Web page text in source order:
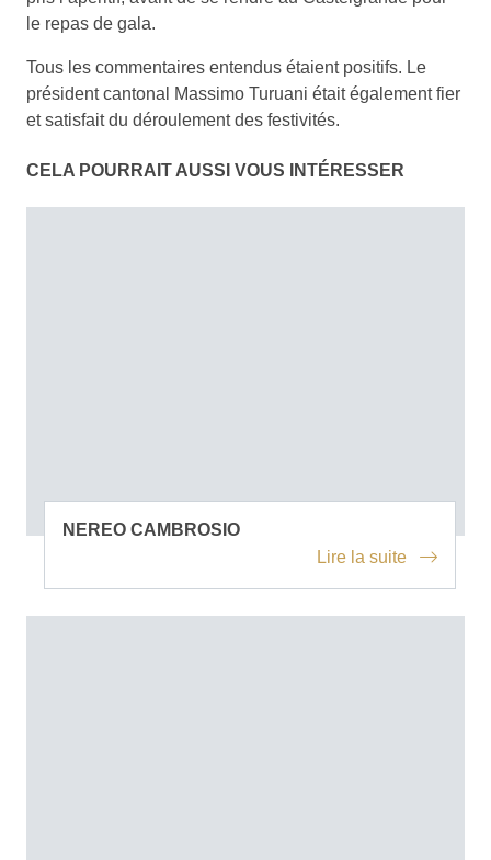
le repas de gala.
Tous les commentaires entendus étaient positifs. Le
président cantonal Massimo Turuani était également fier
et satisfait du déroulement des festivités.
CELA POURRAIT AUSSI VOUS INTÉRESSER
NEREO CAMBROSIO
Lire la suite